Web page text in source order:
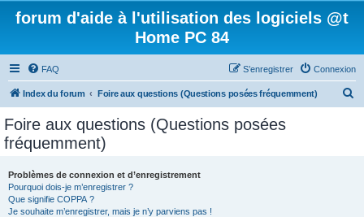
forum d'aide à l'utilisation des logiciels @t
Home PC 84
FAQ Connexion
S’enregistrer
Index du forum Foire aux questions (Questions posées fréquemment)
Foire aux questions (Questions posées
fréquemment)
Problèmes de connexion et d’enregistrement
Pourquoi dois-je m’enregistrer ?
Que signifie COPPA ?
Je souhaite m’enregistrer, mais je n’y parviens pas !